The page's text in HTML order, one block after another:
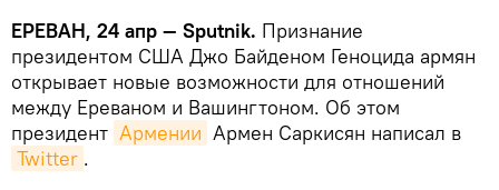
ЕРЕВАН, 24 апр — Sputnik. Признание
президентом США Джо Байденом Геноцида армян
открывает новые возможности для отношений
между Ереваном и Вашингтоном. Об этом
президент Армении Армен Саркисян написал в
Twitter .